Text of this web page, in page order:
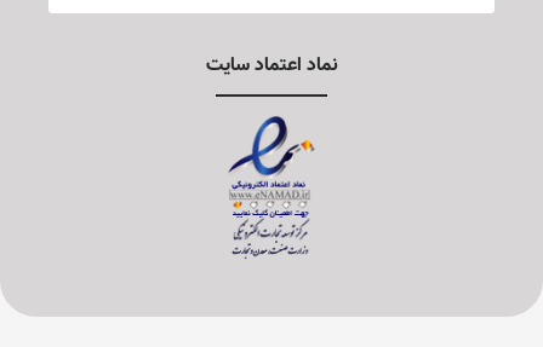
نماد اعتماد سایت